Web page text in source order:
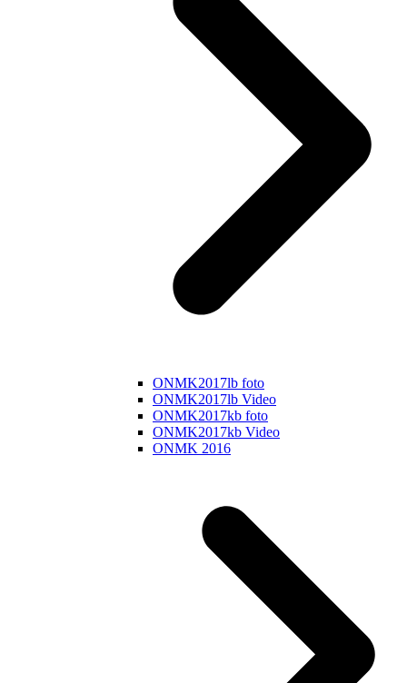
ONMK2017lb foto
ONMK2017lb Video
ONMK2017kb foto
ONMK2017kb Video
ONMK 2016